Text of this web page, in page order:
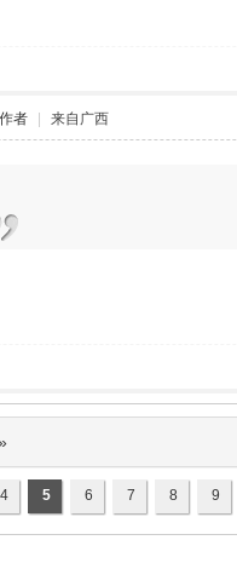
者 来自广西
4 5 6 7 8 9